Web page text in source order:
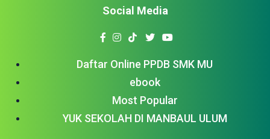
Daftar Online PPDB SMK MU
ebook
Most Popular
YUK SEKOLAH DI MANBAUL ULUM
Social Media